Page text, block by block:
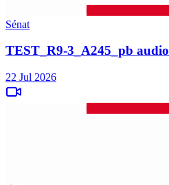
Sénat
TEST_R9-3_A245_pb audio
22 Jul 2026